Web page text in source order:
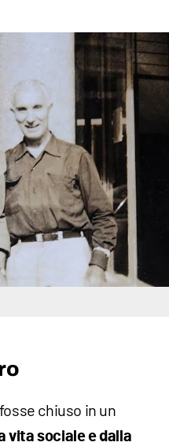
chiuso in un
vita sociale e dalla